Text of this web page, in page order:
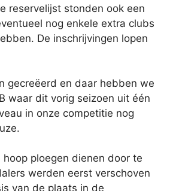
reservelijst stonden ook een
nog enkele extra clubs
De inschrijvingen lopen
gecreëerd en daar hebben we
waar dit vorig seizoen uit één
in onze competitie nog
ploegen dienen door te
werden eerst verschoven
van de plaats in de